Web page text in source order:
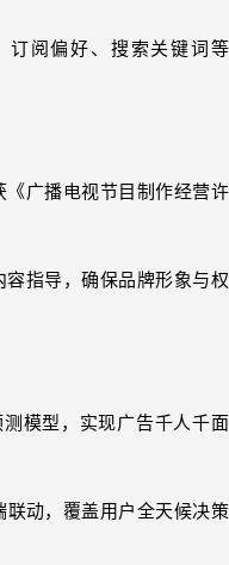
订阅偏好、搜索关键词等
《广播电视节目制作经营许
容指导，确保品牌形象与权
模型，实现广告千人千面
联动，覆盖用户全天候决策